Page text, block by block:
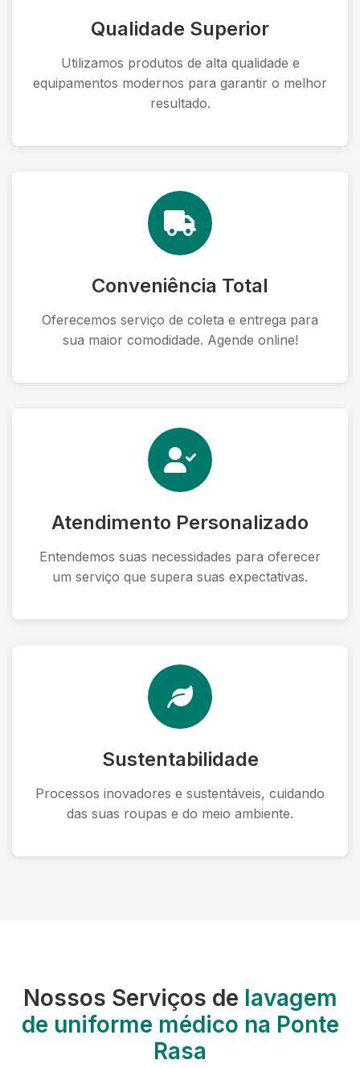
Qualidade Superior
Utilizamos produtos de alta qualidade e
equipamentos modernos para garantir o melhor
resultado.
Conveniência Total
Oferecemos serviço de coleta e entrega para
sua maior comodidade. Agende online!
Atendimento Personalizado
Entendemos suas necessidades para oferecer
um serviço que supera suas expectativas.
Sustentabilidade
Processos inovadores e sustentáveis, cuidando
das suas roupas e do meio ambiente.
Nossos Serviços de lavagem
de uniforme médico na Ponte
Rasa